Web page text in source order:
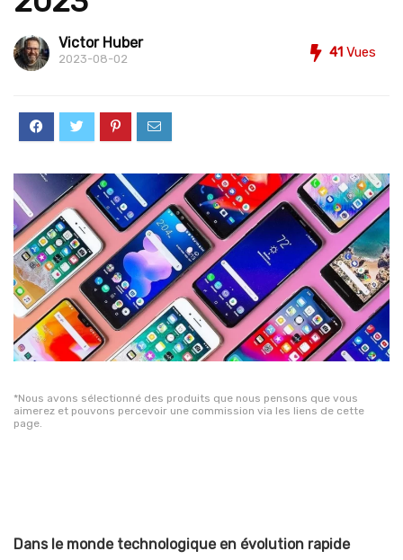
Victor Huber
2023-08-02 41 Vues
*Nous avons sélectionné des produits que nous pensons que vous
aimerez et pouvons percevoir une commission via les liens de cette
page.
Dans le monde technologique en évolution rapide